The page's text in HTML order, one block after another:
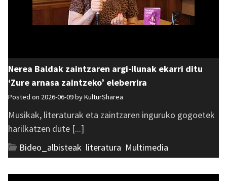
Nerea Baldak zaintzaren argi-ilunak ekarri ditu
‘Zure arnasa zaintzeko’ eleberrira
Posted on 2026-06-09 byKulturSharea
Musikak, literaturak eta zaintzaren inguruko gogoetek
harilkatzen dute [...]
Bideo_albisteak literatura Multimedia